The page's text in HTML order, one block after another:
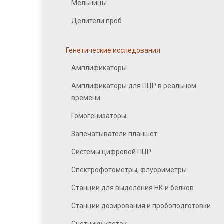
Мельницы
Делители проб
Генетические исследования
Амплификаторы
Амплификаторы для ПЦР в реальном
времени
Гомогенизаторы
Запечатыватели планшет
Системы цифровой ПЦР
Спектрофотометры, флуориметры
Станции для выделения НК и белков
Станции дозирования и пробоподготовки